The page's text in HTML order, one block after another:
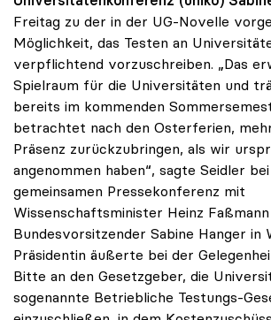
Freitag zu der in der UG-Novelle
Möglichkeit, das Testen an
verpflichtend vorzuschreiben. „Das
Spielraum für die Universitäten und
bereits im kommenden
betrachtet nach den Osterferien,
Präsenz zurückzubringen, als wir
angenommen haben“, sagte Seidler
gemeinsamen Pressekonferenz mit
Wissenschaftsminister Heinz
Bundesvorsitzender Sabine Hanger in
Präsidentin äußerte bei der
Bitte an den Gesetzgeber, die
sogenannte Betriebliche Testungs-